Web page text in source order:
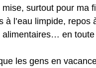
surtout pour ma
à l’eau limpide,
alimentaires… en toute
les gens en